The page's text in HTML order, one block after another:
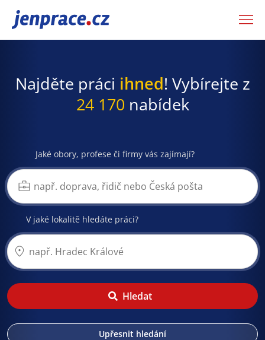
JenPráce.cz
Najděte práci ihned! Vybírejte z
24 170 nabídek
Jaké obory, profese či firmy vás zajímají?
V jaké lokalitě hledáte práci?
Hledat
Upřesnit hledání